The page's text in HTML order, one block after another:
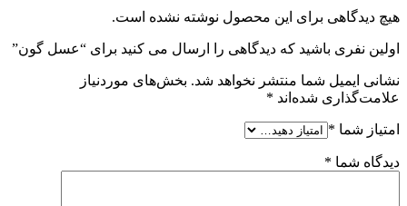
هیچ دیدگاهی برای این محصول نوشته نشده است.
اولین نفری باشید که دیدگاهی را ارسال می کنید برای “عسل گون”
نشانی ایمیل شما منتشر نخواهد شد. بخش‌های موردنیاز
علامت‌گذاری شده‌اند *
امتیاز شما *
دیدگاه شما *